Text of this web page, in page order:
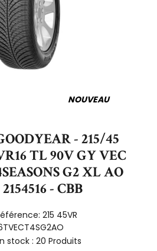
NOUVEAU
- 215/45
TL 90V GY VEC
G2 XL AO
- CBB
215 45VR
stock :20 Produits